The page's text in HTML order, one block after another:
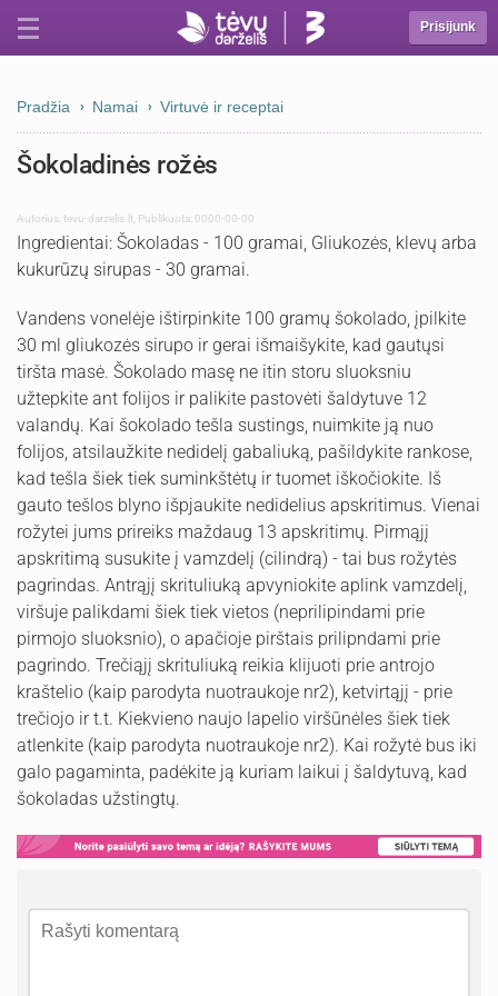
Prisijunk
Pradžia Namai Virtuvė ir receptai
Šokoladinės rožės
Autorius:tevu-darzelis.lt Publikuota: 0000-00-00
Ingredientai: Šokoladas - 100 gramai, Gliukozės, klevų arba
kukurūzų sirupas - 30 gramai.
Vandens vonelėje ištirpinkite 100 gramų šokolado, įpilkite
30 ml gliukozės sirupo ir gerai išmaišykite, kad gautųsi
tiršta masė. Šokolado masę ne itin storu sluoksniu
užtepkite ant folijos ir palikite pastovėti šaldytuve 12
valandų. Kai šokolado tešla sustings, nuimkite ją nuo
folijos, atsilaužkite nedidelį gabaliuką, pašildykite rankose,
kad tešla šiek tiek suminkštėtų ir tuomet iškočiokite. Iš
gauto tešlos blyno išpjaukite nedidelius apskritimus. Vienai
rožytei jums prireiks maždaug 13 apskritimų. Pirmąjį
apskritimą susukite į vamzdelį (cilindrą) - tai bus rožytės
pagrindas. Antrąjį skrituliuką apvyniokite aplink vamzdelį,
viršuje palikdami šiek tiek vietos (neprilipindami prie
pirmojo sluoksnio), o apačioje pirštais prilipndami prie
pagrindo. Trečiąjį skrituliuką reikia klijuoti prie antrojo
kraštelio (kaip parodyta nuotraukoje nr2), ketvirtąjį - prie
trečiojo ir t.t. Kiekvieno naujo lapelio viršūnėles šiek tiek
atlenkite (kaip parodyta nuotraukoje nr2). Kai rožytė bus iki
galo pagaminta, padėkite ją kuriam laikui į šaldytuvą, kad
šokoladas užstingtų.